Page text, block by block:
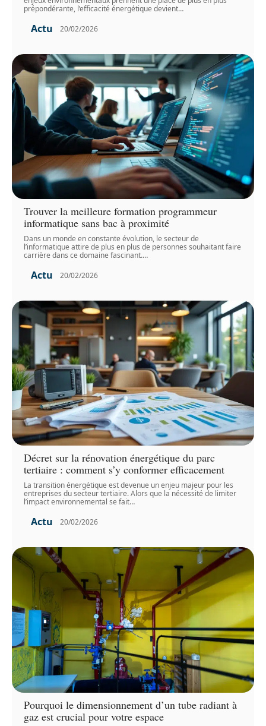
prépondérante, l’efficacité énergétique devient…
Actu 20/02/2026
Trouver la meilleure formation programmeur
informatique sans bac à proximité
Dans un monde en constante évolution, le secteur de
l’informatique attire de plus en plus de personnes souhaitant faire
carrière dans ce domaine fascinant.…
Actu 20/02/2026
Décret sur la rénovation énergétique du parc
tertiaire : comment s’y conformer efficacement
La transition énergétique est devenue un enjeu majeur pour les
entreprises du secteur tertiaire. Alors que la nécessité de limiter
l’impact environnemental se fait…
Actu 20/02/2026
Pourquoi le dimensionnement d’un tube radiant à
gaz est crucial pour votre espace